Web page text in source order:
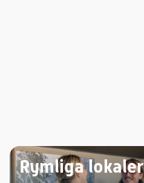
Rymliga lokaler